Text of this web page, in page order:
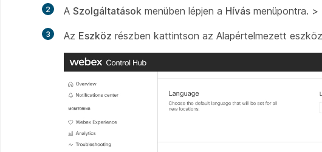
2 A Szolgáltatások menüben lépjen a Hívás menüpontra. >
3 Az Eszköz részben kattintson az Alapértelmezett